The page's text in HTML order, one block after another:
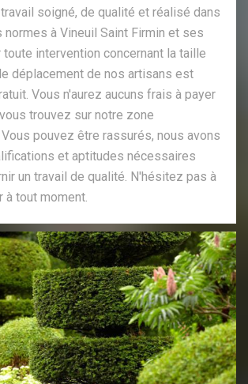
soigné, de qualité et réalisé dans
à Vineuil Saint Firmin et ses
toute intervention concernant la taille
déplacement de nos artisans est
Vous n'aurez aucuns frais à payer
trouvez sur notre zone
pouvez être rassurés, nous avons
et aptitudes nécessaires
un travail de qualité. N'hésitez pas à
à tout moment.